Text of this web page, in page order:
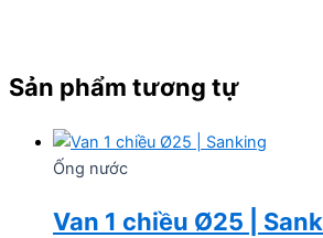
Sản phẩm tương tự
Ống nước
Van 1 chiều Ø25 |